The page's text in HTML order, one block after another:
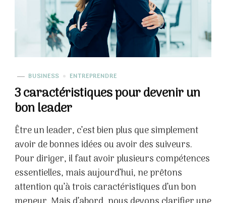
BUSINESS ENTREPRENDRE
3 caractéristiques pour devenir un
bon leader
Être un leader, c’est bien plus que simplement
avoir de bonnes idées ou avoir des suiveurs.
Pour diriger, il faut avoir plusieurs compétences
essentielles, mais aujourd’hui, ne prêtons
attention qu’à trois caractéristiques d’un bon